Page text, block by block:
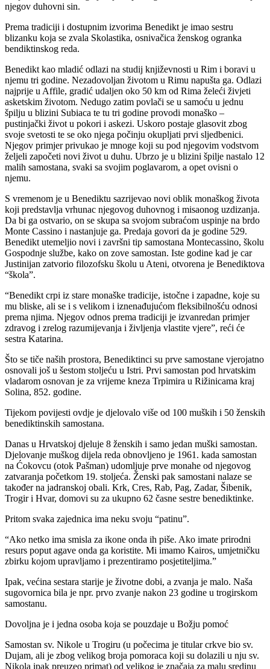
njegov duhovni sin.
Prema tradiciji i dostupnim izvorima Benedikt je imao sestru
blizanku koja se zvala Skolastika, osnivačica ženskog ogranka
bendiktinskog reda.
Benedikt kao mladić odlazi na studij književnosti u Rim i boravi u
njemu tri godine. Nezadovoljan životom u Rimu napušta ga. Odlazi
najprije u Affile, gradić udaljen oko 50 km od Rima želeći živjeti
asketskim životom. Nedugo zatim povlači se u samoću u jednu
špilju u blizini Subiaca te tu tri godine provodi monaško –
pustinjački život u pokori i askezi. Uskoro postaje glasovit zbog
svoje svetosti te se oko njega počinju okupljati prvi sljedbenici.
Njegov primjer privukao je mnoge koji su pod njegovim vodstvom
željeli započeti novi život u duhu. Ubrzo je u blizini špilje nastalo 12
malih samostana, svaki sa svojim poglavarom, a opet ovisni o
njemu.
S vremenom je u Benediktu sazrijevao novi oblik monaškog života
koji predstavlja vrhunac njegovog duhovnog i misaonog uzdizanja.
Da bi ga ostvario, on se skupa sa svojom subraćom uspinje na brdo
Monte Cassino i nastanjuje ga. Predaja govori da je godine 529.
Benedikt utemeljio novi i završni tip samostana Montecassino, školu
Gospodnje službe, kako on zove samostan. Iste godine kad je car
Justinijan zatvorio filozofsku školu u Ateni, otvorena je Benediktova
“škola”.
“Benedikt crpi iz stare monaške tradicije, istočne i zapadne, koje su
mu bliske, ali se i s velikom i iznenađujućom fleksibilnošću odnosi
prema njima. Njegov odnos prema tradiciji je izvanredan primjer
zdravog i zrelog razumijevanja i življenja vlastite vjere”, reći će
sestra Katarina.
Što se tiče naših prostora, Benediktinci su prve samostane vjerojatno
osnovali još u šestom stoljeću u Istri. Prvi samostan pod hrvatskim
vladarom osnovan je za vrijeme kneza Trpimira u Rižinicama kraj
Solina, 852. godine.
Tijekom povijesti ovdje je djelovalo više od 100 muških i 50 ženskih
benediktinskih samostana.
Danas u Hrvatskoj djeluje 8 ženskih i samo jedan muški samostan.
Djelovanje muškog dijela reda obnovljeno je 1961. kada samostan
na Ćokovcu (otok Pašman) udomljuje prve monahe od njegovog
zatvaranja početkom 19. stoljeća. Ženski pak samostani nalaze se
također na jadranskoj obali. Krk, Cres, Rab, Pag, Zadar, Šibenik,
Trogir i Hvar, domovi su za ukupno 62 časne sestre benediktinke.
Pritom svaka zajednica ima neku svoju “patinu”.
“Ako netko ima smisla za ikone onda ih piše. Ako imate prirodni
resurs poput agave onda ga koristite. Mi imamo Kairos, umjetničku
zbirku kojom upravljamo i prezentiramo posjetiteljima.”
Ipak, većina sestara starije je životne dobi, a zvanja je malo. Naša
sugovornica bila je npr. prvo zvanje nakon 23 godine u trogirskom
samostanu.
Dovoljna je i jedna osoba koja se pouzdaje u Božju pomoć
Samostan sv. Nikole u Trogiru (u počecima je titular crkve bio sv.
Dujam, ali je zbog velikog broja pomoraca koji su dolazili u nju sv.
Nikola ipak preuzeo primat) od velikog je značaja za malu sredinu